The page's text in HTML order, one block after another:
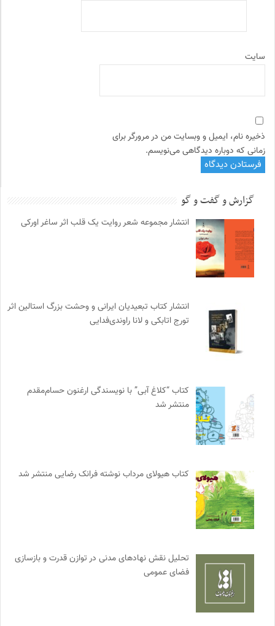
سایت
ذخیره نام، ایمیل و وبسایت من در مرورگر برای
زمانی که دوباره دیدگاهی می‌نویسم.
گزارش و گفت و گو
انتشار مجموعه شعر روایت یک قلب اثر ساغر اورکی
انتشار کتاب تبعیدیان ایرانی و وحشت بزرگ استالین اثر
تورج اتابکی و لانا راوندی‌فدایی
کتاب “کلاغ آبی” با نویسندگی ارغنون حسام‌مقدم
منتشر شد
کتاب هیولای مرداب نوشته فرانک رضایی منتشر شد
تحلیل نقش نهادهای مدنی در توازن قدرت و بازسازی
فضای عمومی